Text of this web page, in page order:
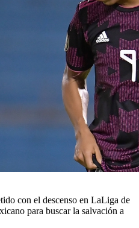
con el descenso en LaLiga de
para buscar la salvación a